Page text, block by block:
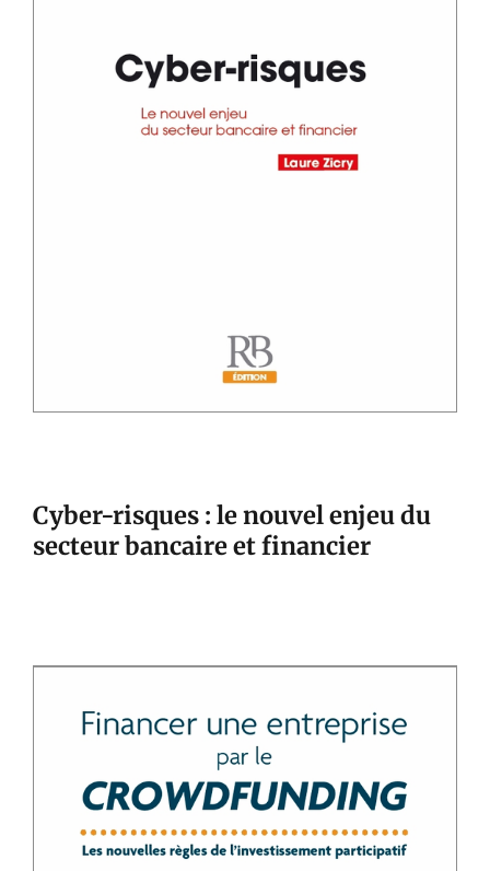
Cyber-risques : le nouvel enjeu du
secteur bancaire et financier